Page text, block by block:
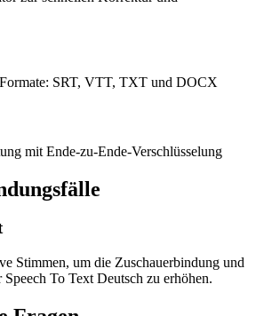
SRT, VTT, TXT und DOCX
mit Ende-zu-Ende-Verschlüsselung
Stimmen, um die Zuschauerbindung und
To Text Deutsch zu erhöhen.